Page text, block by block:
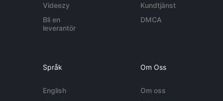
Videezy
Bli en
leverantör
Kundtjänst
DMCA
Språk
English
Om Oss
Om oss